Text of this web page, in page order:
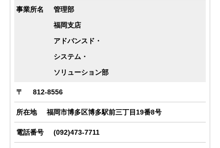
管理部
福岡支店
アドバンスド・
システム・
ソリューション部
812-8556
福岡市博多区博多駅前三丁目19番8号
(092)473-7711